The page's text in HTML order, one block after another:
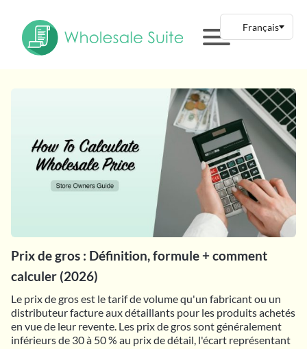
Prix de gros : Définition, formule + comment
calculer (2026)
Le prix de gros est le tarif de volume qu'un fabricant ou un
distributeur facture aux détaillants pour les produits achetés
en vue de leur revente. Les prix de gros sont généralement
inférieurs de 30 à 50 % au prix de détail, l'écart représentant